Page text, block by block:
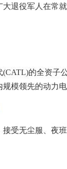
退役军人在常
的全资子
模领先的动力
受无尘服、夜